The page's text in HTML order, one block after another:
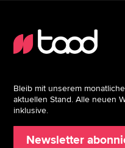
Bleib mit unserem
aktuellen Stand. Alle neuen
inklusive.
Newsletter